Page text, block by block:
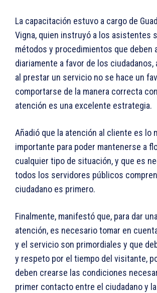
La capacitación estuvo a cargo de
Vigna, quien instruyó a los asistentes
métodos y procedimientos que deben
diariamente a favor de los ciudadanos,
al prestar un servicio no se hace un
comportarse de la manera correcta
atención es una excelente estrategia.
Añadió que la atención al cliente es lo
importante para poder mantenerse a
cualquier tipo de situación, y que es
todos los servidores públicos
ciudadano es primero.
Finalmente, manifestó que, para dar
atención, es necesario tomar en
y el servicio son primordiales y que
y respeto por el tiempo del visitante,
deben crearse las condiciones
primer contacto entre el ciudadano y